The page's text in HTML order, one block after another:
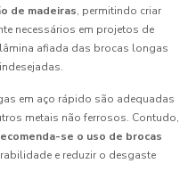
de madeiras, permitindo criar
necessários em projetos de
afiada das brocas longas
em aço rápido são adequadas
metais não ferrosos. Contudo,
se o uso de brocas
e reduzir o desgaste